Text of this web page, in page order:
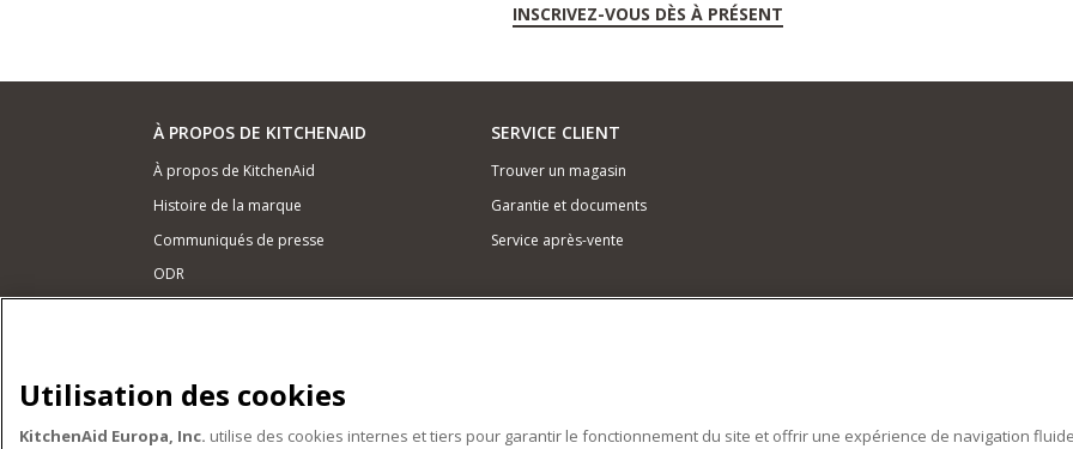
INSCRIVEZ-VOUS DÈS À PRÉSENT
À PROPOS DE KITCHENAID
À propos de KitchenAid
Histoire de la marque
Communiqués de presse
ODR
Matériel de cuisine
Accessoires
SERVICE CLIENT
Trouver un magasin
Garantie et documents
Service après-vente
Utilisation des cookies
KitchenAid Europa, Inc. utilise des cookies internes et tiers pour garantir le fonctionnement du site et offrir une expérience de navigation